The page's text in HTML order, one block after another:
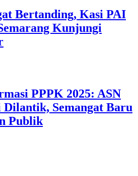
Bertanding, Kasi PAI
Kunjungi
PPPK 2025: ASN
Dilantik, Semangat Baru
Publik